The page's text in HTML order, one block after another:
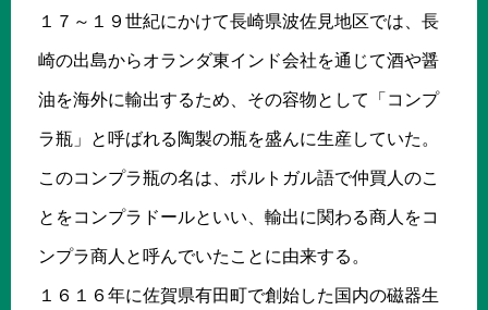
１７～１９世紀にかけて長崎県波佐見地区では、長
崎の出島からオランダ東インド会社を通じて酒や醤
油を海外に輸出するため、その容物として「コンプ
ラ瓶」と呼ばれる陶製の瓶を盛んに生産していた。
このコンプラ瓶の名は、ポルトガル語で仲買人のこ
とをコンプラドールといい、輸出に関わる商人をコ
ンプラ商人と呼んでいたことに由来する。
１６１６年に佐賀県有田町で創始した国内の磁器生